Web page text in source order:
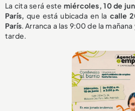
La cita será este miércoles, 10 de
París,que está ubicada en la calle
París. Arranca a las 9:00 de la
tarde.